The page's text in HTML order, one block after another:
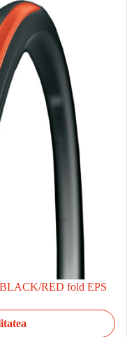
RED fold EPS